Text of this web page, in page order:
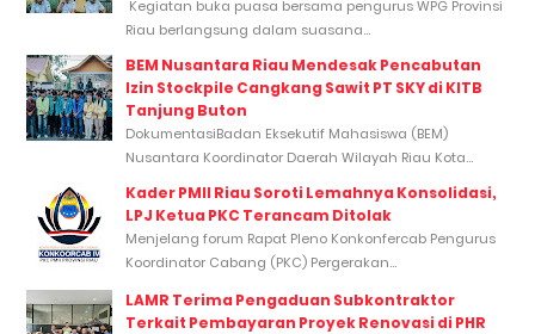
Kegiatan buka puasa bersama pengurus WPG Provinsi
Riau berlangsung dalam suasana...
BEM Nusantara Riau Mendesak Pencabutan
Izin Stockpile Cangkang Sawit PT SKY di KITB
Tanjung Buton
DokumentasiBadan Eksekutif Mahasiswa (BEM)
Nusantara Koordinator Daerah Wilayah Riau Kota...
Kader PMII Riau Soroti Lemahnya Konsolidasi,
LPJ Ketua PKC Terancam Ditolak
Menjelang forum Rapat Pleno Konkonfercab Pengurus
Koordinator Cabang (PKC) Pergerakan...
LAMR Terima Pengaduan Subkontraktor
Terkait Pembayaran Proyek Renovasi di PHR